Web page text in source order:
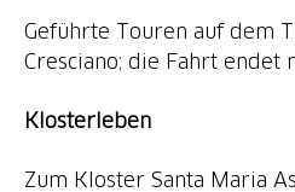
Geführte Touren auf dem
Cresciano; die Fahrt endet
Klosterleben
Zum Kloster Santa Maria